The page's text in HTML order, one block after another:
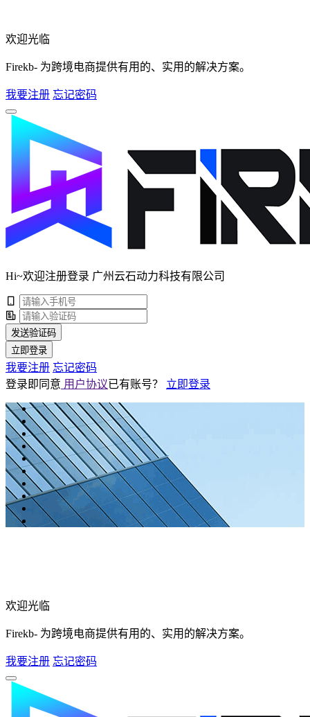
欢迎光临
Firekb- 为跨境电商提供有用的、实用的解决方案。
我要注册 忘记密码
Hi~欢迎注册登录 广州云石动力科技有限公司
发送验证码
立即登录
我要注册 忘记密码
登录即同意 用户协议已有账号？ 立即登录
欢迎光临
Firekb- 为跨境电商提供有用的、实用的解决方案。
我要注册 忘记密码